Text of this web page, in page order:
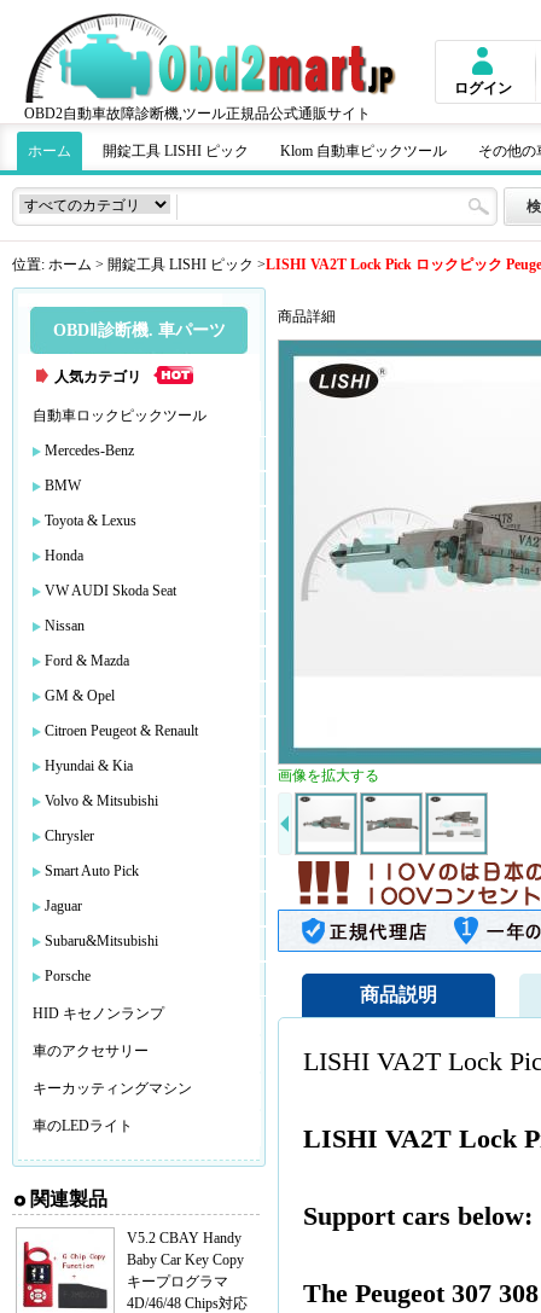
OBD2自動車故障診断機,ツール正規品公式通販サイト
ログイン
ホーム 開錠工具 LISHI ピック Klom 自動車ピックツール その他の
位置: ホーム > 開錠工具 LISHI ピック >LISHI VA2T Lock Pick ロックピック
OBDⅡ診断機. 車パーツ
人気カテゴリ
自動車ロックピックツール
Mercedes-Benz
BMW
Toyota & Lexus
Honda
VW AUDI Skoda Seat
Nissan
Ford & Mazda
GM & Opel
Citroen Peugeot & Renault
Hyundai & Kia
Volvo & Mitsubishi
Chrysler
Smart Auto Pick
Jaguar
Subaru&Mitsubishi
Porsche
HID キセノンランプ
車のアクセサリー
キーカッティングマシン
車のLEDライト
関連製品
V5.2 CBAY Handy
Baby Car Key Copy
キープログラマ
4D/46/48 Chips対応
商品詳細
画像を拡大する
商品説明
LISHI VA2T Lock
LISHI VA2T Lock
Support cars below:
The Peugeot 307